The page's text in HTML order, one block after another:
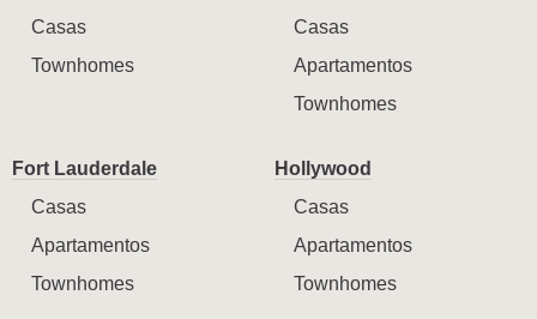
Casas
Townhomes
Casas
Apartamentos
Townhomes
Fort Lauderdale
Casas
Apartamentos
Townhomes
Hollywood
Casas
Apartamentos
Townhomes